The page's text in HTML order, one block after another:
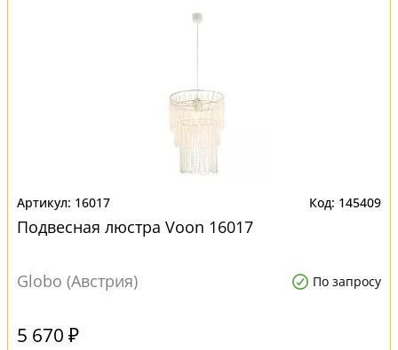
16017 145409
Подвесная люстра Voon 16017
Globo (Австрия) По запросу
5 670 ₽